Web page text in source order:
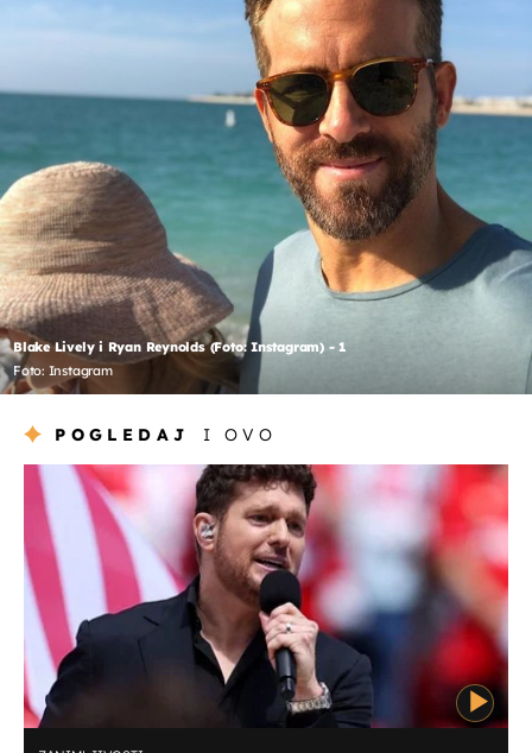
Blake Lively i Ryan Reynolds (Foto: Instagram) - 1
Foto: Instagram
POGLEDAJ I OVO